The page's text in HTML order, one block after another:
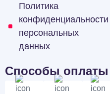
Политика
конфиденциальности
персональных
данных
Способы оплаты